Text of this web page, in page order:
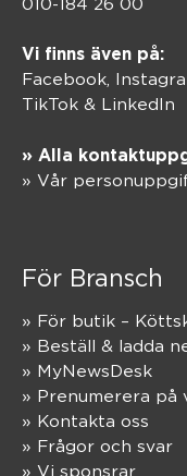
010-184 26 00
Vi finns även på:
Facebook,
TikTok & LinkedIn
» Alla
» Vår
För Bransch
» För butik –
» Beställ & ladda
» MyNewsDesk
» Prenumerera på
» Kontakta oss
» Frågor och svar
» Vi sponsrar